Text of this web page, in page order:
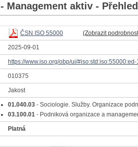
- Management aktiv -
ČSN ISO 55000 (Zobrazit
2025-09-01
https://www.iso.org/obp/ui/
010375
Jakost
01.040.03 - Sociologie. Služby. Organizace
03.100.01 - Podniková organizace a
Platná